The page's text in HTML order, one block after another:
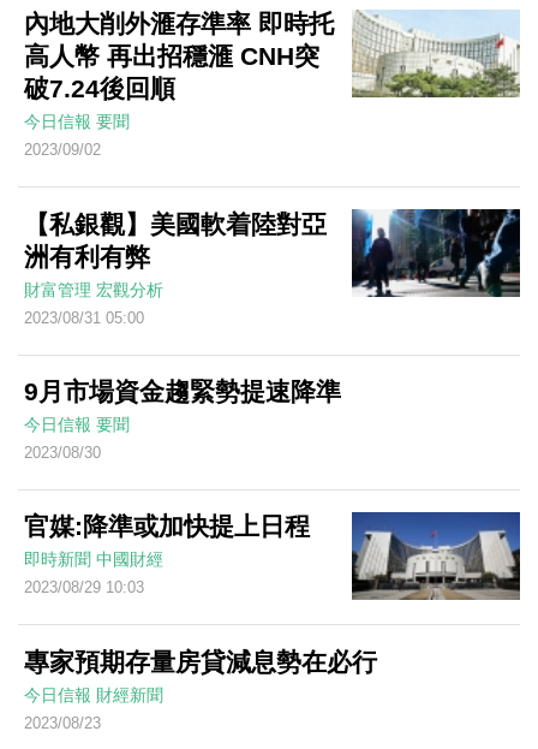
內地大削外滙存準率 即時托
高人幣 再出招穩滙 CNH突
破7.24後回順
今日信報 要聞
2023/09/02
【私銀觀】美國軟着陸對亞
洲有利有弊
財富管理 宏觀分析
2023/08/31 05:00
9月市場資金趨緊勢提速降準
今日信報 要聞
2023/08/30
官媒:降準或加快提上日程
即時新聞 中國財經
2023/08/29 10:03
專家預期存量房貸減息勢在必行
今日信報 財經新聞
2023/08/23